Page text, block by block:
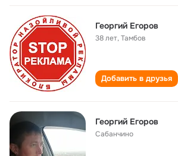
Георгий Егоров
38 лет,Тамбов
Добавить в друзья
Георгий Егоров
Сабанчино